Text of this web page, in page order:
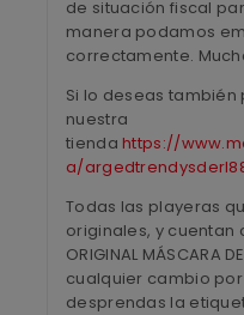
de situación fiscal
manera podamos
correctamente.
Si lo deseas
nuestra
tiendahttps://
a/
Todas las playeras
originales, y cuentan
ORIGINAL MÁSCARA
cualquier cambio
desprendas la